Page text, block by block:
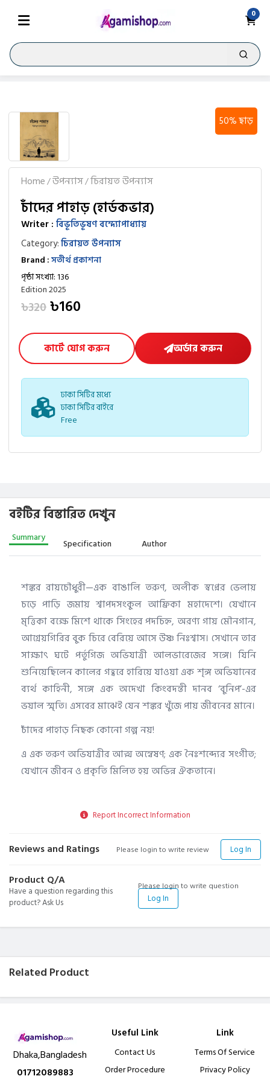
0
50% ছাড়
Home/উপন্যাস/চিরায়ত উপন্যাস
চাঁদের পাহাড় (হার্ডকভার)
Writer :বিভূতিভূষণ বন্দ্যোপাধ্যায়
Category:চিরায়ত উপন্যাস
Brand :সতীর্থ প্রকাশনা
পৃষ্ঠা সংখ্যা: 136
Edition 2025
৳320৳160
কার্টে যোগ করুন অর্ডার করুন
ঢাকা সিটির মধ্যে
ঢাকা সিটির বাইরে
Free
বইটির বিস্তারিত দেখুন
Summary Specification Author
শঙ্কর রায়চৌধুরী—এক বাঙালি তরুণ, অলীক স্বপ্নের ভেলায়
চড়ে পাড়ি জমায় শ্বাপদসংকুল আফ্রিকা মহাদেশে। যেখানে
মৃত্তিকা বক্ষে মিশে থাকে সিংহের পদচিহ্ন, অরণ্য গায় মৌনগান,
আগ্নেয়গিরির বুক চিরে বেরিয়ে আসে উষ্ণ নিঃশ্বাস। সেখানে তার
সাক্ষাৎ ঘটে পর্তুগিজ অভিযাত্রী আলভারেজের সঙ্গে। যিনি
শুনিয়েছিলেন কালের গহ্বরে হারিয়ে যাওয়া এক শৃঙ্গ অভিযানের
ব্যর্থ কাহিনী, সঙ্গে এক অদেখা কিংবদন্তী দানব ‘বুনিপ’-এর
ভয়াল স্মৃতি। এসবের মাঝেই যেন শঙ্কর খুঁজে পায় জীবনের মানে।
চাঁদের পাহাড় নিছক কোনো গল্প নয়!
এ এক তরুণ অভিযাত্রীর আত্ম অন্বেষণ; এক নৈঃশব্দ্যের সংগীত;
যেখানে জীবন ও প্রকৃতি মিলিত হয় অভিন্ন ঐকতানে।
Report Incorrect Information
Reviews and Ratings Please login to write review Log In
Product Q/A
Have a question regarding this
product? Ask Us
Please login to write question
Log In
Related Product
Dhaka,Bangladesh
01712089883
Useful Link
Contact Us
Order Procedure
Link
Terms Of Service
Privacy Policy